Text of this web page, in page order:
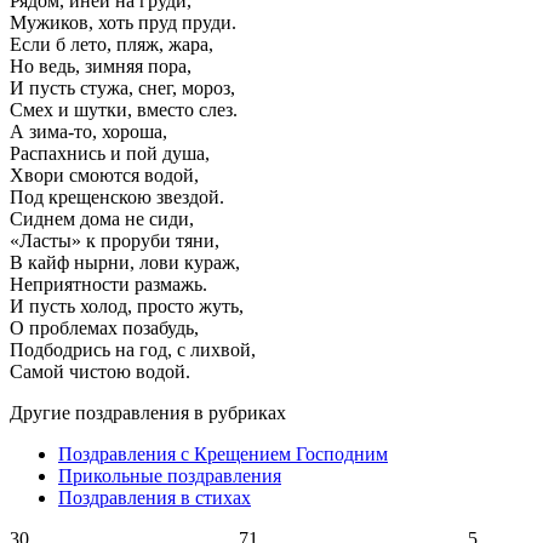
Мужиков, хоть пруд пруди.
Если б лето, пляж, жара,
Но ведь, зимняя пора,
И пусть стужа, снег, мороз,
Смех и шутки, вместо слез.
А зима-то, хороша,
Распахнись и пой душа,
Хвори смоются водой,
Под крещенскою звездой.
Сиднем дома не сиди,
«Ласты» к проруби тяни,
В кайф нырни, лови кураж,
Неприятности размажь.
И пусть холод, просто жуть,
О проблемах позабудь,
Подбодрись на год, с лихвой,
Самой чистою водой.
Другие поздравления в рубриках
Поздравления с Крещением Господним
Прикольные поздравления
Поздравления в стихах
30
71 5